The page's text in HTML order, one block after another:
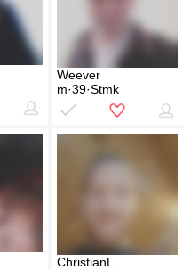
Weever
m·39·Stmk
ChristianL